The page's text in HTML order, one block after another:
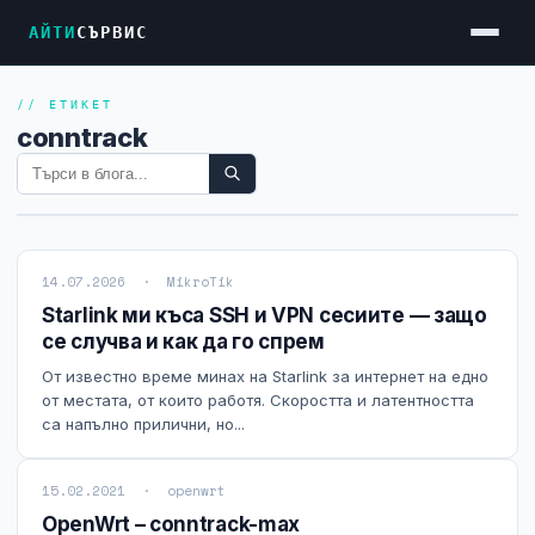
АЙТИСЪРВИС
Услуги
Достъп до Интернет
Видеонаблюдение
Фирмени мрежи
Firewall и VPN
Хостинг и VPS сървъри
Колокация на сървъри
Абонаментна IT поддръжка
// ЕТИКЕТ
conntrack
14.07.2026 · MikroTik
Starlink ми къса SSH и VPN сесиите — защо
се случва и как да го спрем
От известно време минах на Starlink за интернет на едно
от местата, от които работя. Скоростта и латентността
са напълно прилични, но...
15.02.2021 · openwrt
OpenWrt – conntrack-max